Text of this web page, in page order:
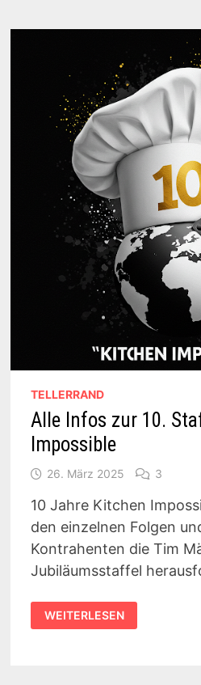
TELLERRAND
Alle Infos zur 10.
Impossible
26. März 2025 3
10 Jahre Kitchen
den einzelnen Folgen
Kontrahenten die Tim
Jubiläumsstaffel
ALLE
INFOS
ZUR
WEITERLESEN